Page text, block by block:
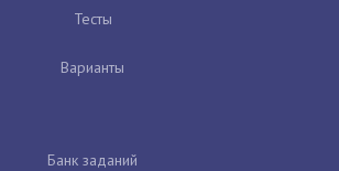
Тесты
Варианты
Банк заданий